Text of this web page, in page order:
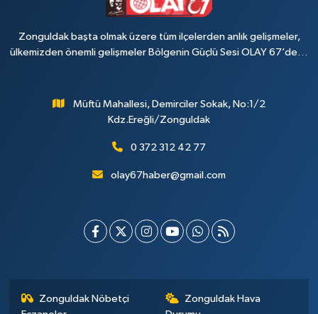
Zonguldak başta olmak üzere tüm ilçelerden anlık gelişmeler,
ülkemizden önemli gelişmeler Bölgenin Güçlü Sesi OLAY 67’de…
Müftü Mahallesi, Demirciler Sokak, No:1/2
Kdz.Ereğli/Zonguldak
0 372 312 42 77
olay67haber@gmail.com
Zonguldak Nöbetçi
Zonguldak Hava